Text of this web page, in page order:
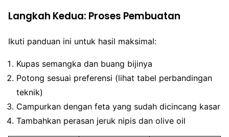
Langkah Kedua: Proses Pembuatan
Ikuti panduan ini untuk hasil maksimal:
Kupas semangka dan buang bijinya
Potong sesuai preferensi (lihat tabel perbandingan
teknik)
Campurkan dengan feta yang sudah dicincang kasar
Tambahkan perasan jeruk nipis dan olive oil